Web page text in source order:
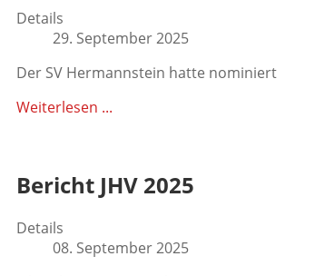
Details
29. September 2025
Der SV Hermannstein hatte nominiert
Weiterlesen ...
Bericht JHV 2025
Details
08. September 2025